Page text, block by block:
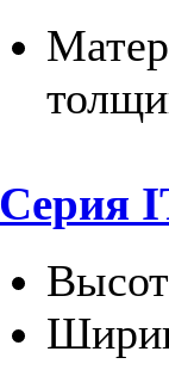
Серия